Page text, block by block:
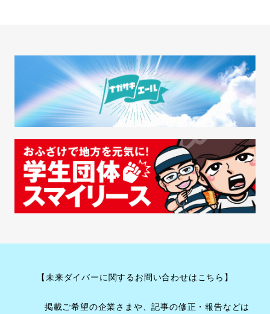
【未来ダイバーに関するお問い合わせはこちら】
掲載ご希望の企業さまや、記事の修正・報告などは